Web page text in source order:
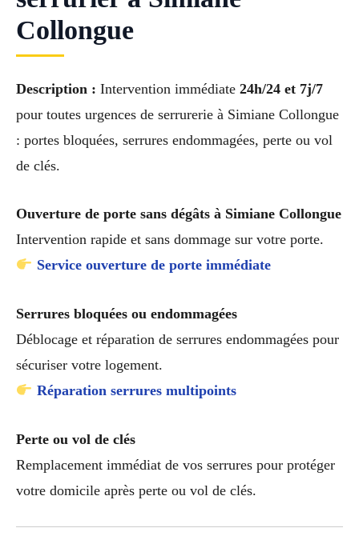
Collongue
Description : Intervention immédiate 24h/24 et 7j/7
pour toutes urgences de serrurerie à Simiane Collongue
: portes bloquées, serrures endommagées, perte ou vol
de clés.
Ouverture de porte sans dégâts à Simiane Collongue
Intervention rapide et sans dommage sur votre porte.
Service ouverture de porte immédiate
Serrures bloquées ou endommagées
Déblocage et réparation de serrures endommagées pour
sécuriser votre logement.
Réparation serrures multipoints
Perte ou vol de clés
Remplacement immédiat de vos serrures pour protéger
votre domicile après perte ou vol de clés.